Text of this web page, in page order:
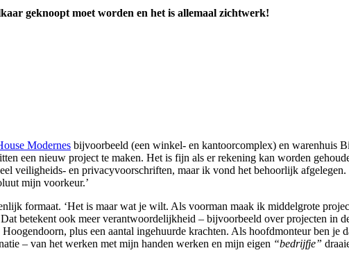
geknoopt moet worden en het is allemaal zichtwerk!
Modernes bijvoorbeeld (een winkel- en kantoorcomplex) en warenhuis
een nieuw project te maken. Het is fijn als er rekening kan worden
veiligheids- en privacyvoorschriften, maar ik vond het behoorlijk
mijn voorkeur.’
formaat. ‘Het is maar wat je wilt. Als voorman maak ik middelgrote
betekent ook meer verantwoordelijkheid – bijvoorbeeld over projecten in
plus een aantal ingehuurde krachten. Als hoofdmonteur ben je
– van het werken met mijn handen werken en mijn eigen “bedrijfje”